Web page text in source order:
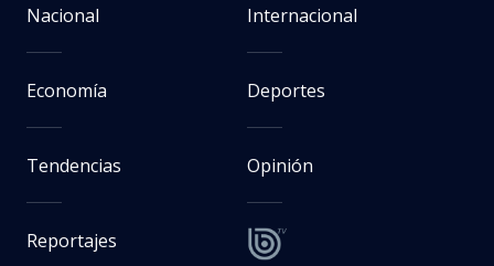
Nacional Internacional
Economía Deportes
Tendencias Opinión
Reportajes